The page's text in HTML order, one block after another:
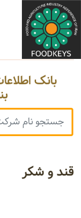
بانک
قند و شکر